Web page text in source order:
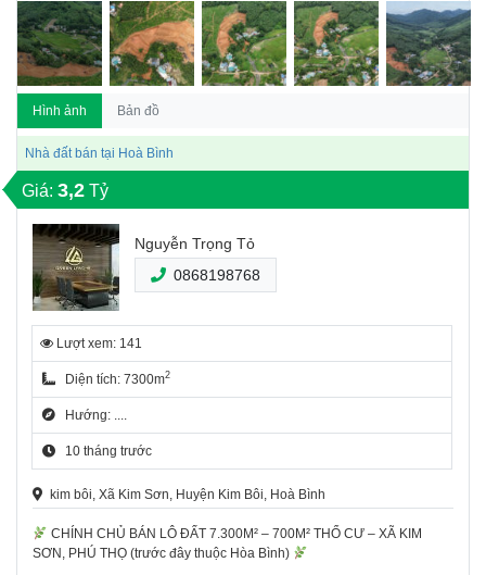
Hình ảnh Bản đồ
Nhà đất bán tại Hoà Bình
Giá:3,2 Tỷ
Nguyễn Trọng Tỏ
0868198768
Lượt xem: 141
Diện tích: 7300m2
Hướng: ....
10 tháng trước
kim bôi, Xã Kim Sơn, Huyện Kim Bôi, Hoà Bình
CHÍNH CHỦ BÁN LÔ ĐẤT 7.300M² – 700M² THỔ CƯ – XÃ KIM
SƠN, PHÚ THỌ (trước đây thuộc Hòa Bình)